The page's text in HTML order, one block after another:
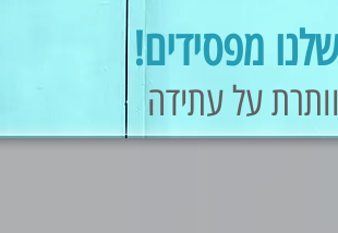
מפסידים!
על עתידה